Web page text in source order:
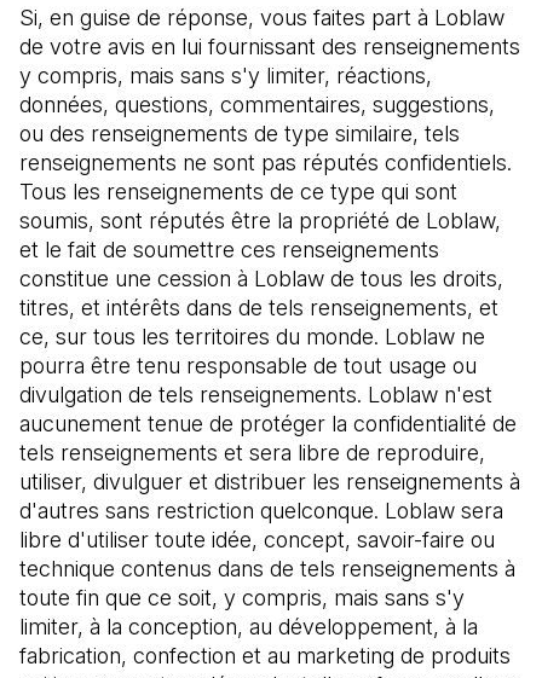
Si, en guise de réponse, vous faites part à Loblaw
de votre avis en lui fournissant des renseignements
y compris, mais sans s'y limiter, réactions,
données, questions, commentaires, suggestions,
ou des renseignements de type similaire, tels
renseignements ne sont pas réputés confidentiels.
Tous les renseignements de ce type qui sont
soumis, sont réputés être la propriété de Loblaw,
et le fait de soumettre ces renseignements
constitue une cession à Loblaw de tous les droits,
titres, et intérêts dans de tels renseignements, et
ce, sur tous les territoires du monde. Loblaw ne
pourra être tenu responsable de tout usage ou
divulgation de tels renseignements. Loblaw n'est
aucunement tenue de protéger la confidentialité de
tels renseignements et sera libre de reproduire,
utiliser, divulguer et distribuer les renseignements à
d'autres sans restriction quelconque. Loblaw sera
libre d'utiliser toute idée, concept, savoir-faire ou
technique contenus dans de tels renseignements à
toute fin que ce soit, y compris, mais sans s'y
limiter, à la conception, au développement, à la
fabrication, confection et au marketing de produits